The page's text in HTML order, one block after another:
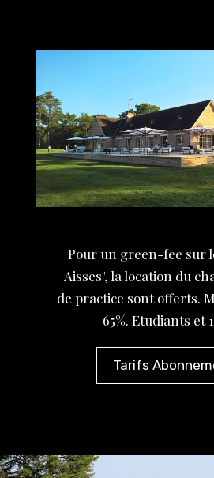
Pour un green-fee sur
Aisses", la location du
de practice sont offerts.
-65%. Etudiants et
Tarifs